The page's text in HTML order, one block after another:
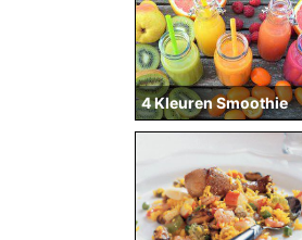
4 Kleuren Smoothie